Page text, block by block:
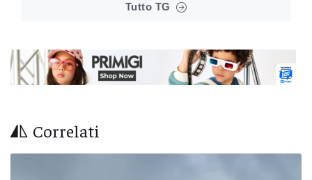
Tutto TG
Correlati